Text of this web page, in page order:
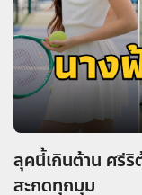
ลุคนี้เกินต้าน ศรีริ
สะกดทุกมุม